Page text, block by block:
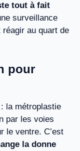
tout à fait
surveillance
au quart de
pour
la métroplastie
par les voies
le ventre. C’est
la donne